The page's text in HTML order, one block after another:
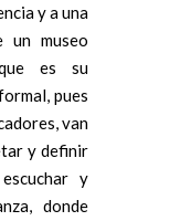
y a una
un museo
es su
pues
van
y definir
y
donde